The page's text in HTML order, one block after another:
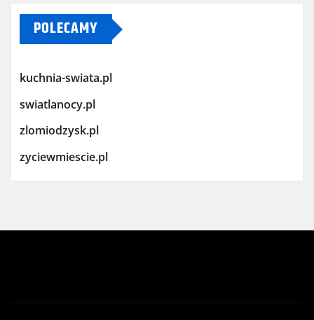
POLECAMY
kuchnia-swiata.pl
swiatlanocy.pl
zlomiodzysk.pl
zyciewmiescie.pl